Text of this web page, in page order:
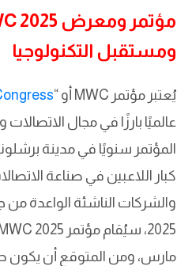
ومستقبل التكنولوجيا
يُعتبر مؤتمر MWC أو “
عالميًا بارزًا في مجال الاتصالات
المؤتمر سنويًا في مدينة
كبار اللاعبين في صناعة
والشركات الناشئة الواعدة من
مارس، ومن المتوقع أن يكون